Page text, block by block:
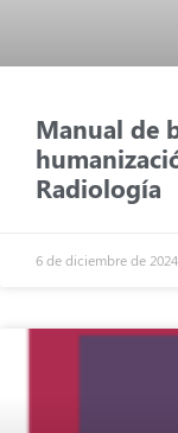
Manual de
Radiología
6 de diciembre de 2024